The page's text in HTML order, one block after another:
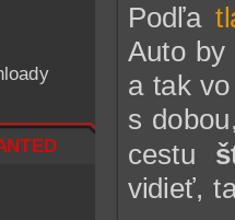
Podľa
Auto by
a tak
s
cestu
vidieť,